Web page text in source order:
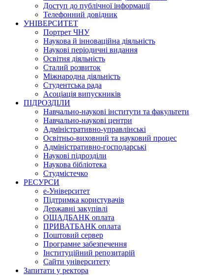
Доступ до публічної інформації
Телефонний довідник
УНІВЕРСИТЕТ
Портрет ЧНУ
Наукова й інноваційна діяльність
Наукові періодичні видання
Освітня діяльність
Сталий розвиток
Міжнародна діяльність
Студентська рада
Асоціація випускників
ПІДРОЗДІЛИ
Навчально-наукові інститути та факультети
Навчально-наукові центри
Адміністративно-управлінські
Освітньо-виховний та науковий процес
Адміністративно-господарські
Наукові підрозділи
Наукова бібліотека
Студмістечко
РЕСУРСИ
е-Університет
Підтримка користувачів
Державні закупівлі
ОЩАДБАНК оплата
ПРИВАТБАНК оплата
Поштовий сервер
Програмне забезпечення
Інституційний репозитарій
Сайти університету
Запитати у ректора